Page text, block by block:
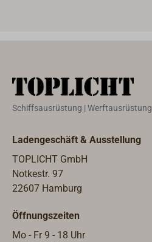
Schiffsausrüstung | Werftausrüstung
Ladengeschäft & Ausstellung
TOPLICHT GmbH
Notkestr. 97
22607 Hamburg
Öffnungszeiten
Mo - Fr 9 - 18 Uhr